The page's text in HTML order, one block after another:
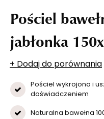
Pościel
jabłonka
+ Dodaj do porównania
Pościel wykrojona i
doświadczeniem
Naturalna bawełna